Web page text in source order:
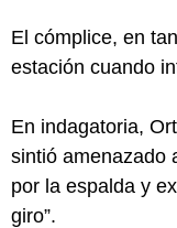
El cómplice, en
estación cuando
En indagatoria,
sintió amenazado
por la espalda y
giro”.